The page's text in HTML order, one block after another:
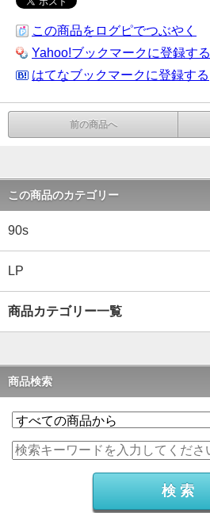
この商品をログピでつぶやく
Yahoo!ブックマークに登録する
はてなブックマークに登録する
前の商品へ
この商品のカテゴリー
90s
LP
商品カテゴリー一覧
商品検索